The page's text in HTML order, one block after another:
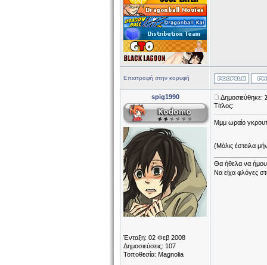
Επιστροφή στην κορυφή
spig1990
Ένταξη: 02 Φεβ 2008
Δημοσιεύσεις: 107
Τοποθεσία: Magnolia
Δημοσιεύθηκε:
Τίτλος:
Μμμ ωραίο
(Μόλις έστειλα
Θα ήθελα να
Να είχα φλόγες